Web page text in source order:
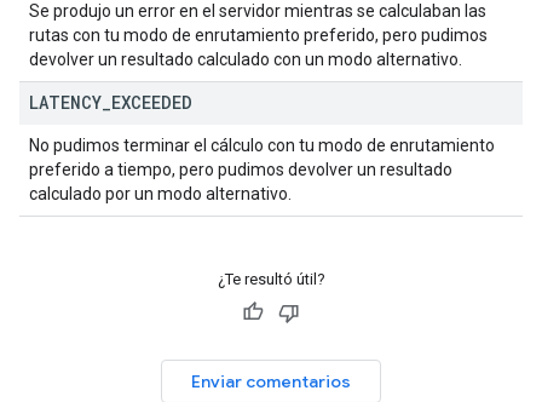
Se produjo un error en el servidor mientras se calculaban las
rutas con tu modo de enrutamiento preferido, pero pudimos
devolver un resultado calculado con un modo alternativo.
LATENCY EXCEEDED
No pudimos terminar el cálculo con tu modo de enrutamiento
preferido a tiempo, pero pudimos devolver un resultado
calculado por un modo alternativo.
¿Te resultó útil?
Enviar comentarios